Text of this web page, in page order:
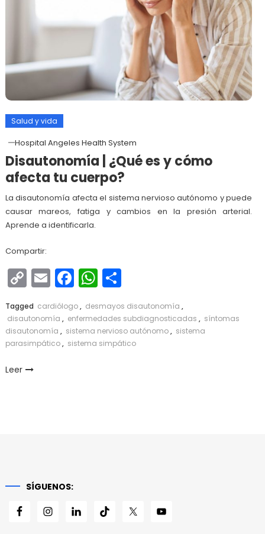
Salud y vida
Hospital Angeles Health System
Disautonomía | ¿Qué es y cómo
afecta tu cuerpo?
La disautonomía afecta el sistema nervioso autónomo y puede
causar mareos, fatiga y cambios en la presión arterial.
Aprende a identificarla.
Compartir:
Copy
Link
EmailFacebook
WhatsApp
Compartir
Tagged cardiólogo, desmayos disautonomía ,
disautonomía , enfermedades subdiagnosticadas , síntomas
disautonomía , sistema nervioso autónomo, sistema
parasimpático, sistema simpático
Leer
SÍGUENOS: